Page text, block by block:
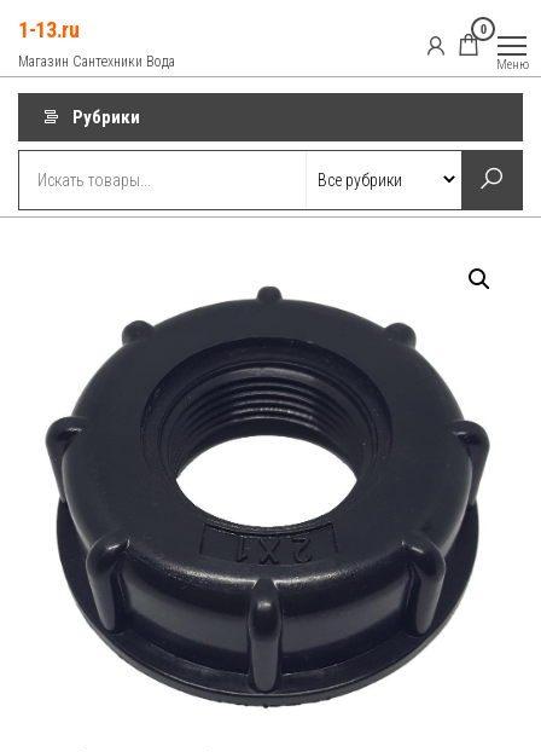
содержимому
1-13.ru
Магазин Сантехники Вода
0
Меню
Рубрики